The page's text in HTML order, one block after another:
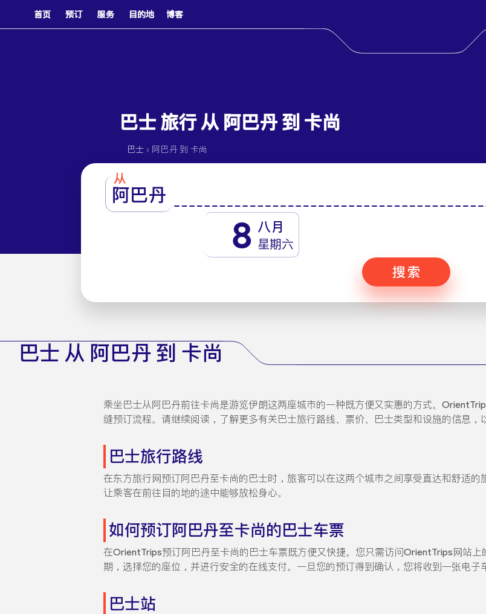
首页 预订 服务 目的地 博客
巴士 旅行 从 阿巴丹 到 卡尚
巴士 › 阿巴丹 到 卡尚
从
阿巴丹
8 八月
星期六
搜索
巴士 从 阿巴丹 到 卡尚
乘坐巴士从阿巴丹前往卡尚是游览伊朗这两座城市的一种既方便又实惠的方式。
缝预订流程。请继续阅读，了解更多有关巴士旅行路线、票价、巴士类型和设施的信息，
巴士旅行路线
在东方旅行网预订阿巴丹至卡尚的巴士时，旅客可以在这两个城市之间享受直达和舒适的
让乘客在前往目的地的途中能够放松身心。
如何预订阿巴丹至卡尚的巴士车票
在OrientTrips预订阿巴丹至卡尚的巴士车票既方便又快捷。您只需访问OrientTrips网站上
期，选择您的座位，并进行安全的在线支付。一旦您的预订得到确认，您将收到一张电子
巴士站